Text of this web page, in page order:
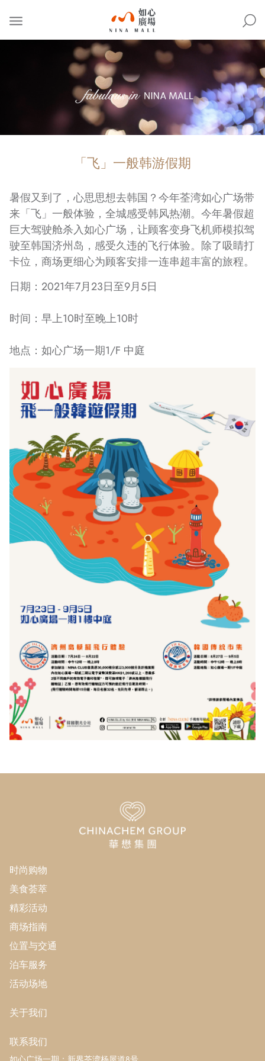
NINA
MALL
「飞」一般韩游假期
暑假又到了，心思思想去韩国？今年荃湾如心广场带
来「飞」一般体验，全城感受韩风热潮。今年暑假超
巨大驾驶舱杀入如心广场，让顾客变身飞机师模拟驾
驶至韩国济州岛，感受久违的飞行体验。除了吸睛打
卡位，商场更细心为顾客安排一连串超丰富的旅程。
日期：2021年7月23日至9月5日
时间：早上10时至晚上10时
地点：如心广场一期1/F 中庭
时尚购物
美食荟萃
精彩活动
商场指南
位置与交通
泊车服务
活动场地
关于我们
联系我们